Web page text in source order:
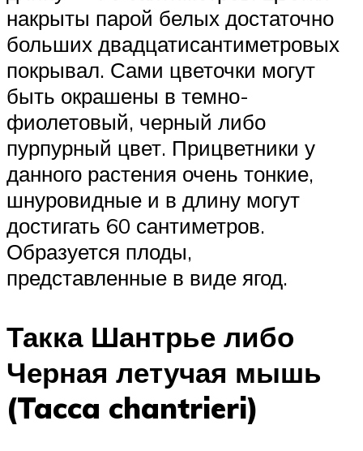
накрыты парой белых достаточно
больших двадцатисантиметровых
покрывал. Сами цветочки могут
быть окрашены в темно-
фиолетовый, черный либо
пурпурный цвет. Прицветники у
данного растения очень тонкие,
шнуровидные и в длину могут
достигать 60 сантиметров.
Образуется плоды,
представленные в виде ягод.
Такка Шантрье либо
Черная летучая мышь
(Tacca chantrieri)